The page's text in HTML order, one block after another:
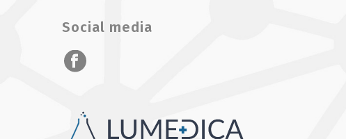
Social media